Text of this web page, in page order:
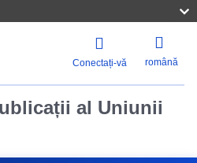
Conectați-vă română
al Uniunii